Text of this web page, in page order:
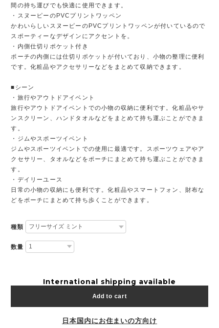
間の持ち運びでも快適に使用できます。
・スヌーピーのPVCプリントワッペン
かわいらしいスヌーピーのPVCプリントワッペンが付いているので
スポーティーなデザインにアクセントを。
・内側仕切りポケット付き
ポーチの内側には仕切りポケットが付いており、小物の整理に便利
です。化粧品やアクセサリーなどをまとめて収納できます。
■シーン
・旅行やアウトドアイベント
旅行やアウトドアイベントでの小物の収納に便利です。化粧品やサ
ンスクリーン、ハンドタオルなどをまとめて持ち運ぶことができま
す。
・ジムやスポーツイベント
ジムやスポーツイベントでの使用に最適です。スポーツウェアやア
クセサリー、タオルなどをポーチにまとめて持ち運ぶことができま
す。
・デイリーユース
日常の小物の収納にも便利です。化粧品やスマートフォン、財布な
どをポーチにまとめて持ち歩くことができます。
種類
数量
International shipping available
Add to cart
日本国内にお住まいの方向け